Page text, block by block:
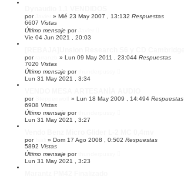
por » Mié 23 May 2007 , 13:132 Respuestas
6607 Vistas
Último mensaje por
Vie 04 Jun 2021 , 20:03
por » Lun 09 May 2011 , 23:044 Respuestas
7020 Vistas
Último mensaje por
Lun 31 May 2021 , 3:34
por » Lun 18 May 2009 , 14:494 Respuestas
6908 Vistas
Último mensaje por
Lun 31 May 2021 , 3:27
por » Dom 17 Ago 2008 , 0:502 Respuestas
5892 Vistas
Último mensaje por
Lun 31 May 2021 , 3:23